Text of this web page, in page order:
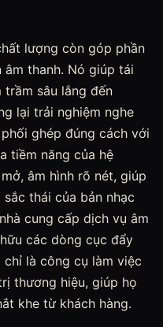
lượng còn góp phần
thanh. Nó giúp tái
sâu lắng đến
lại trải nghiệm nghe
ghép đúng cách với
tiềm năng của hệ
âm hình rõ nét, giúp
thái của bản nhạc
cung cấp dịch vụ âm
các dòng cục đẩy
là công cụ làm việc
thương hiệu, giúp họ
khe từ khách hàng.